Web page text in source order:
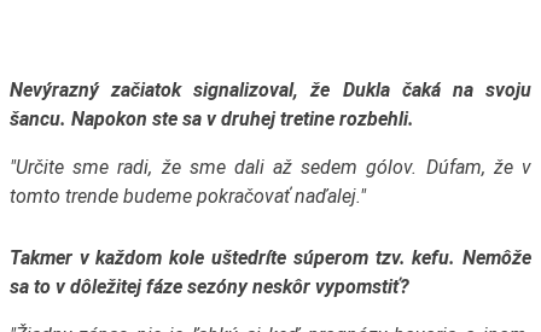
Nevýrazný začiatok signalizoval, že Dukla čaká na svoju
šancu. Napokon ste sa v druhej tretine rozbehli.
"Určite sme radi, že sme dali až sedem gólov. Dúfam, že v
tomto trende budeme pokračovať naďalej."
Takmer v každom kole uštedríte súperom tzv. kefu. Nemôže
sa to v dôležitej fáze sezóny neskôr vypomstiť?